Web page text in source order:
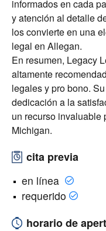
informados en cada
y atención al detalle
los convierte en una
legal en Allegan.
En resumen, Legacy
altamente
legales y pro bono.
dedicación a la
un recurso invaluable
Michigan.
cita previa
en línea
requerido
horario de